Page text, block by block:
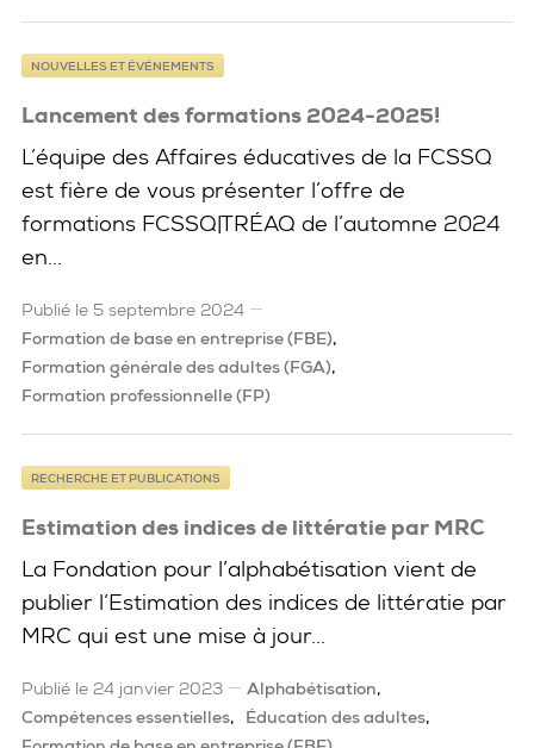
Lancement des formations 2024-2025!
NOUVELLES ET ÉVÉNEMENTS
L’équipe des Affaires éducatives de la FCSSQ
est fière de vous présenter l’offre de
formations FCSSQ|TRÉAQ de l’automne 2024
en...
Publié le 5 septembre 2024
Formation de base en entreprise (FBE)
Formation générale des adultes (FGA)
Formation professionnelle (FP)
Estimation des indices de littératie par MRC
RECHERCHE ET PUBLICATIONS
La Fondation pour l’alphabétisation vient de
publier l’Estimation des indices de littératie par
MRC qui est une mise à jour...
Publié le 24 janvier 2023
Alphabétisation
Compétences essentielles
Éducation des adultes